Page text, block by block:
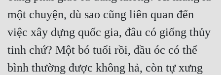
Đẹp
Đẹp Hiệp
Tính Cách Nhân Vật :
một chuyện, dù sao cũng liên quan đến
việc xây dựng quốc gia, đâu có giống thủy
tinh chứ? Một bó tuổi rồi, đầu óc có thể
bình thường được không hả, còn tự xưng